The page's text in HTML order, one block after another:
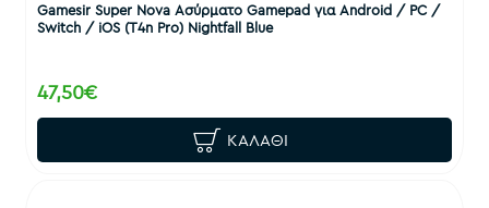
Gamesir Super Nova Ασύρματο Gamepad για Android / PC /
Switch / iOS (T4n Pro) Nightfall Blue
47,50€
ΚΑΛΆΘΙ